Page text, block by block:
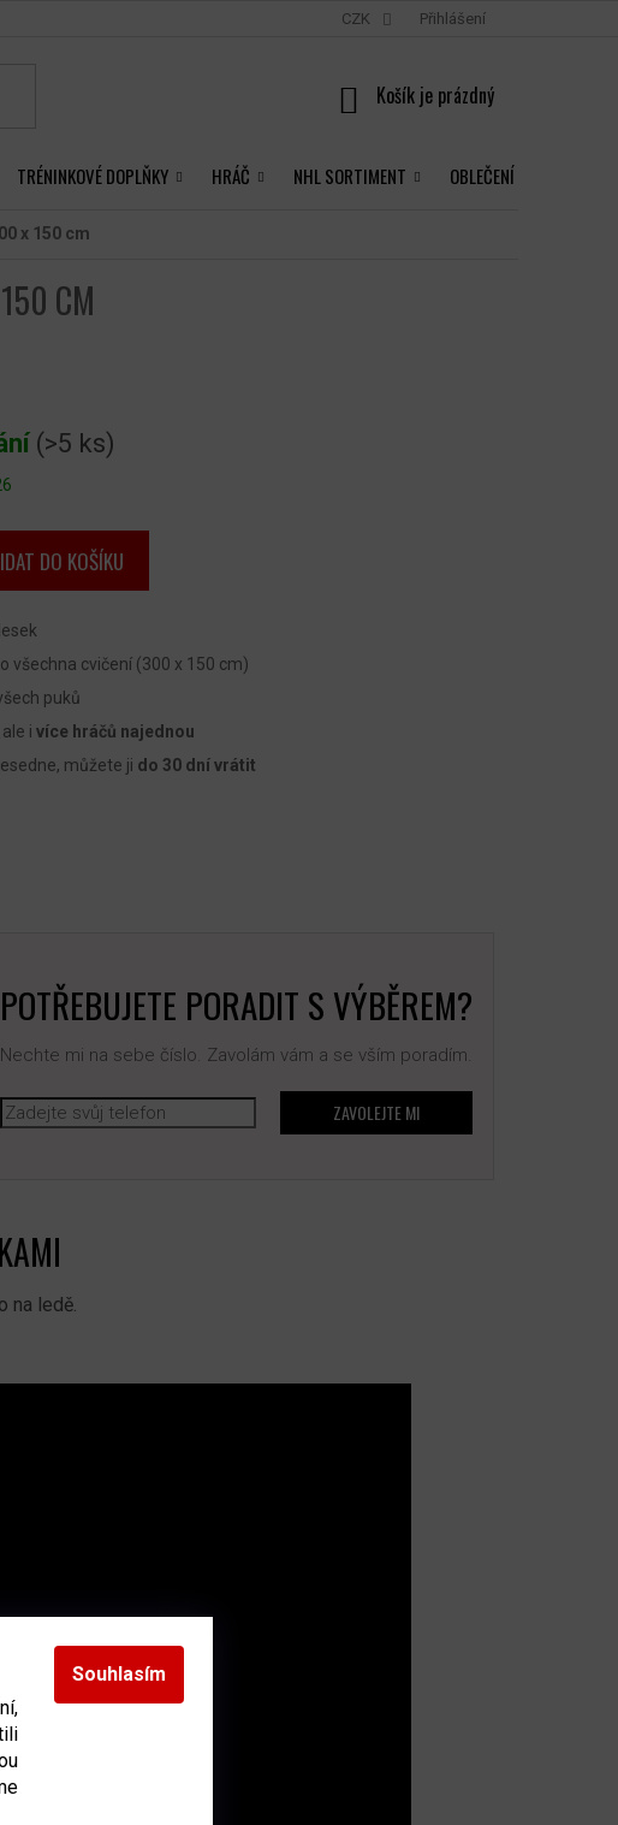
Souhlasím
CZK Přihlášení
NÁKUPNÍ
TRÉNINKOVÉ DOPLŇKY HRÁČ NHL SORTIMENT OBLEČENÍ
x 150 cm
CM
(>5 ks)
DO KOŠÍKU
všechna cvičení (300 x 150 cm)
puků
i více hráčů najednou
můžete ji do 30 dní vrátit
POTŘEBUJETE PORADIT S VÝBĚREM?
Nechte mi na sebe číslo. Zavolám vám a se vším poradím.
ZAVOLEJTE MI
na ledě.